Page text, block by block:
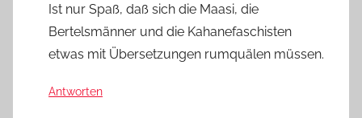
Ist nur Spaß, daß sich die Maasi, die
Bertelsmänner und die Kahanefaschisten
etwas mit Übersetzungen rumquälen müssen.
Antworten